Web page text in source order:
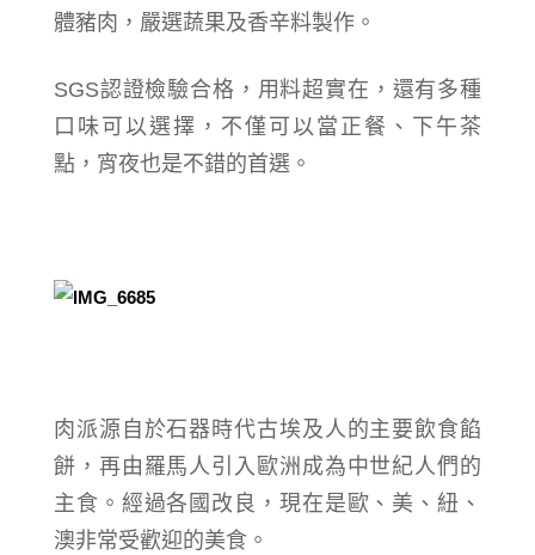
體豬肉，嚴選蔬果及香辛料製作。
SGS認證檢驗合格，用料超實在，還有多種
口味可以選擇，不僅可以當正餐、下午茶
點，宵夜也是不錯的首選。
肉派源自於石器時代古埃及人的主要飲食餡
餅，再由羅馬人引入歐洲成為中世紀人們的
主食。經過各國改良，現在是歐、美、紐、
澳非常受歡迎的美食。